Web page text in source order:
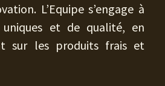
L’Equipe s’engage à
et de qualité, en
sur les produits frais et